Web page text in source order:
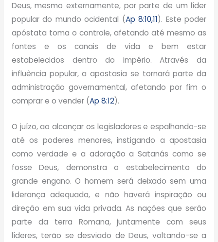
Deus, mesmo externamente, por parte de um líder
popular do mundo ocidental (Ap 8:10,11). Este poder
apóstata toma o controle, afetando até mesmo as
fontes e os canais de vida e bem estar
estabelecidos dentro do império. Através da
influência popular, a apostasia se tornará parte da
administração governamental, afetando por fim o
comprar e o vender (Ap 8:12).
O juízo, ao alcançar os legisladores e espalhando-se
até os poderes menores, instigando a apostasia
como verdade e a adoração a Satanás como se
fosse Deus, demonstra o estabelecimento do
grande engano. O homem será deixado sem uma
liderança adequada, e não haverá inspiração ou
direção em sua vida privada. As nações que serão
parte da terra Romana, juntamente com seus
líderes, terão se desviado de Deus, voltando-se a